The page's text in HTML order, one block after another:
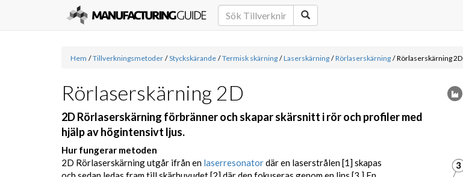
Hem / Tillverkningsmetoder / Styckskärande / Termisk skärning / Laserskärning / Rörlaserskärning / Rörlaserskärning 2D
Rörlaserskärning 2D
2D Rörlaserskärning förbränner och skapar skärsnitt i rör och profiler med
hjälp av högintensivt ljus.
Hur fungerar metoden
2D Rörlaserskärning utgår ifrån en laserresonatordär en laserstrålen [1] skapas